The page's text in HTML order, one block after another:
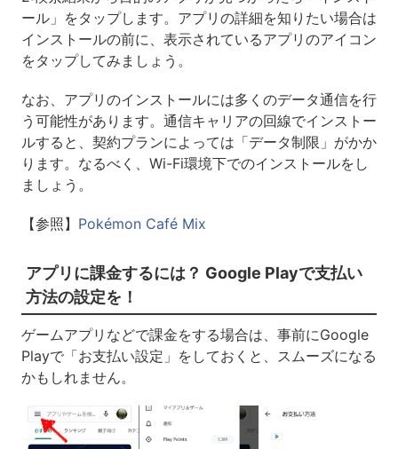
ール」をタップします。アプリの詳細を知りたい場合は
インストールの前に、表示されているアプリのアイコン
をタップしてみましょう。
なお、アプリのインストールには多くのデータ通信を行
う可能性があります。通信キャリアの回線でインストー
ルすると、契約プランによっては「データ制限」がかか
ります。なるべく、Wi-Fi環境下でのインストールをし
ましょう。
【参照】 Pokémon Café Mix
アプリに課金するには？ Google Playで支払い
方法の設定を！
ゲームアプリなどで課金をする場合は、事前にGoogle
Playで「お支払い設定」をしておくと、スムーズになる
かもしれません。